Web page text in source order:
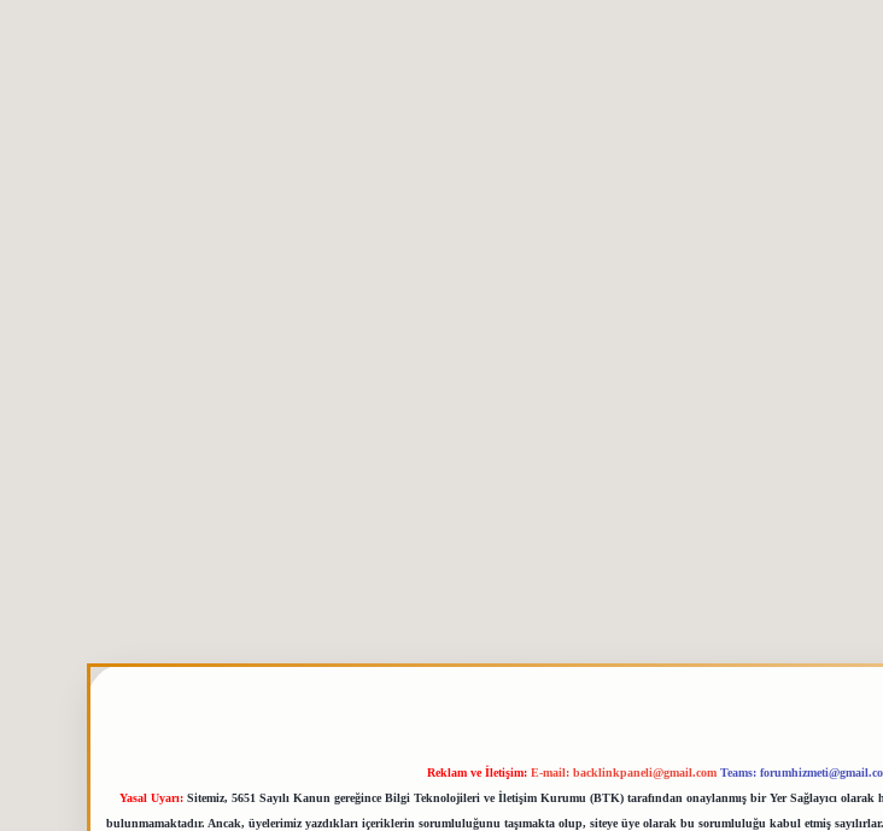
Reklam ve İletişim: E-mail: backlinkpaneli@gmail.com Teams:
Yasal Uyarı: Sitemiz, 5651 Sayılı Kanun gereğince Bilgi Teknolojileri ve İletişim Kurumu (BTK) tarafından onaylanmış bir Yer Sağlayıcı
bulunmamaktadır. Ancak, üyelerimiz yazdıkları içeriklerin sorumluluğunu taşımakta olup, siteye üye olarak bu sorumluluğu kabul etmiş